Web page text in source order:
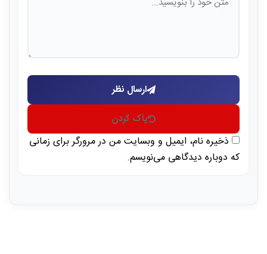
ارسال نظر
پاک کردن
ذخیره نام، ایمیل و وبسایت من در مرورگر برای زمانی
که دوباره دیدگاهی می‌نویسم.